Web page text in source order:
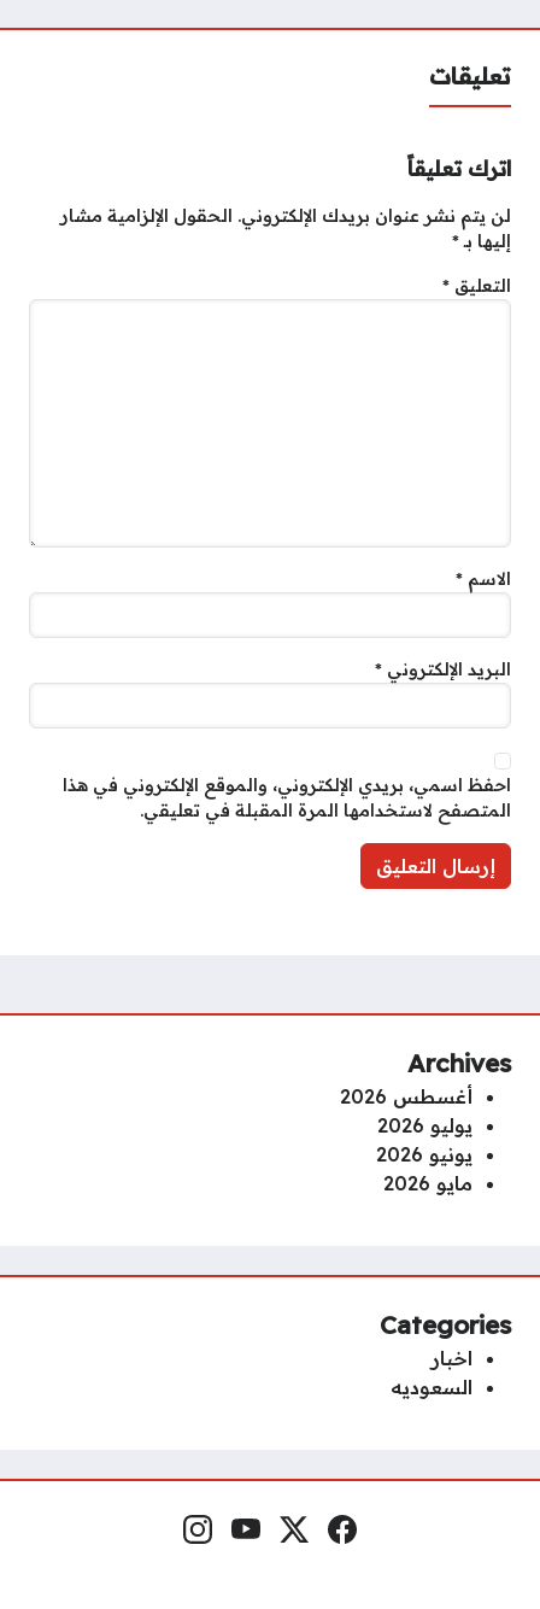
تعليقات
اترك تعليقاً
لن يتم نشر عنوان بريدك الإلكتروني. الحقول الإلزامية مشار
إليها بـ*
التعليق *
الاسم *
البريد الإلكتروني *
احفظ اسمي، بريدي الإلكتروني، والموقع الإلكتروني في هذا
المتصفح لاستخدامها المرة المقبلة في تعليقي.
Archives
أغسطس 2026
يوليو 2026
يونيو 2026
مايو 2026
Categories
اخبار
السعوديه
مواقع التواصل فيسبوكمنصة إكس
يوتيوبإنستغرام